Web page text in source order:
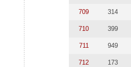
709 314
710 399
711 949
712 173